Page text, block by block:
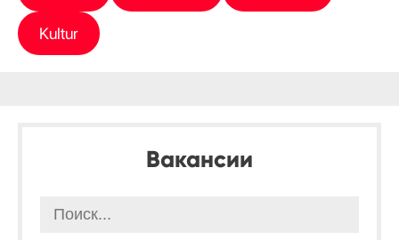
Kultur
Вакансии